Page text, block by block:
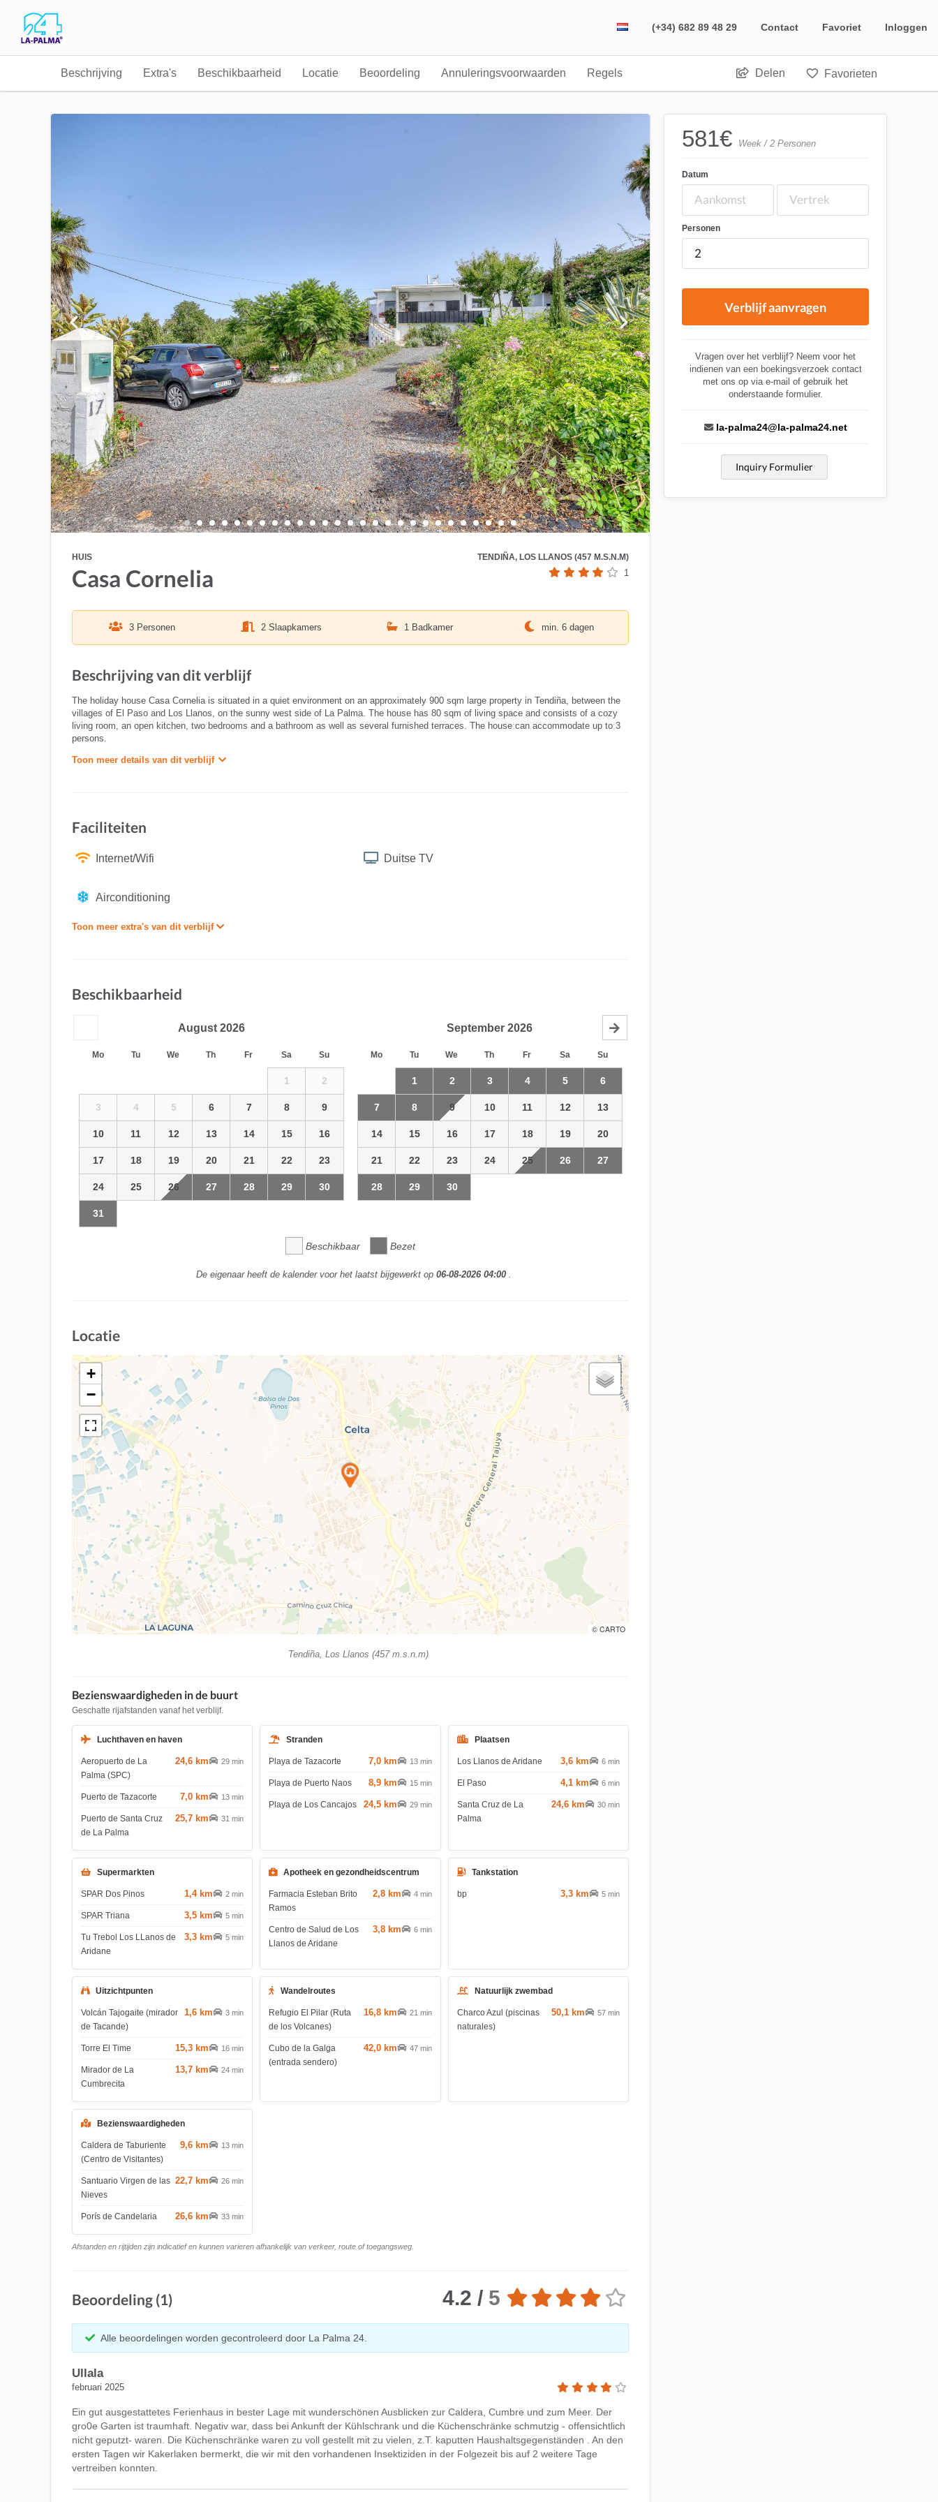
(+34) 682 89 48 29 Contact Favoriet Inloggen
Beschrijving Extra's Beschikbaarheid Locatie Beoordeling Annuleringsvoorwaarden Regels Delen Favorieten
HUIS TENDIÑA, LOS LLANOS (457 M.S.N.M)
1
Casa Cornelia
3 Personen 2 Slaapkamers 1 Badkamer min. 6 dagen
Beschrijving van dit verblijf
The holiday house Casa Cornelia is situated in a quiet environment on an approximately 900 sqm large property in Tendiña, between the
villages of El Paso and Los Llanos, on the sunny west side of La Palma. The house has 80 sqm of living space and consists of a cozy
living room, an open kitchen, two bedrooms and a bathroom as well as several furnished terraces. The house can accommodate up to 3
persons.
Toon meer details van dit verblijf
Faciliteiten
Internet/Wifi Duitse TV
Airconditioning
Toon meer extra's van dit verblijf
Beschikbaarheid
August 2026
Mo Tu We Th Fr Sa Su
1 2
3 4 5 6 7 8 9
10 11 12 13 14 15 16
17 18 19 20 21 22 23
24 25 26 27 28 29 30
31
September 2026
Mo Tu We Th Fr Sa Su
1 2 3 4 5 6
7 8 9 10 11 12 13
14 15 16 17 18 19 20
21 22 23 24 25 26 27
28 29 30
Beschikbaar Bezet
De eigenaar heeft de kalender voor het laatst bijgewerkt op 06-08-2026 04:00 .
Locatie
+
−
© CARTO
Tendiña, Los Llanos (457 m.s.n.m)
Bezienswaardigheden in de buurt
Geschatte rijafstanden vanaf het verblijf.
Luchthaven en haven
Aeropuerto de La
Palma (SPC)
24,6 km 29 min
Puerto de Tazacorte 7,0 km 13 min
Puerto de Santa Cruz
de La Palma
25,7 km 31 min
Stranden
Playa de Tazacorte 7,0 km 13 min
Playa de Puerto Naos 8,9 km 15 min
Playa de Los Cancajos 24,5 km 29 min
Plaatsen
Los Llanos de Aridane 3,6 km 6 min
El Paso 4,1 km 6 min
Santa Cruz de La
Palma
24,6 km 30 min
Supermarkten
SPAR Dos Pinos 1,4 km 2 min
SPAR Triana 3,5 km 5 min
Tu Trebol Los LLanos de
Aridane
3,3 km 5 min
Apotheek en gezondheidscentrum
Farmacia Esteban Brito
Ramos
2,8 km 4 min
Centro de Salud de Los
Llanos de Aridane
3,8 km 6 min
Tankstation
bp 3,3 km 5 min
Uitzichtpunten
Volcán Tajogaite (mirador
de Tacande)
1,6 km 3 min
Torre El Time 15,3 km 16 min
Mirador de La
Cumbrecita
13,7 km 24 min
Wandelroutes
Refugio El Pilar (Ruta
de los Volcanes)
16,8 km 21 min
Cubo de la Galga
(entrada sendero)
42,0 km 47 min
Natuurlijk zwembad
Charco Azul (piscinas
naturales)
50,1 km 57 min
Bezienswaardigheden
Caldera de Taburiente
(Centro de Visitantes)
9,6 km 13 min
Santuario Virgen de las
Nieves
22,7 km 26 min
Porís de Candelaria 26,6 km 33 min
Afstanden en rijtijden zijn indicatief en kunnen varieren afhankelijk van verkeer, route of toegangsweg.
Beoordeling (1) 4.2 / 5
Alle beoordelingen worden gecontroleerd door La Palma 24.
Ullala
februari 2025
Ein gut ausgestattetes Ferienhaus in bester Lage mit wunderschönen Ausblicken zur Caldera, Cumbre und zum Meer. Der
gro0e Garten ist traumhaft. Negativ war, dass bei Ankunft der Kühlschrank und die Küchenschränke schmutzig - offensichtlich
nicht geputzt- waren. Die Küchenschränke waren zu voll gestellt mit zu vielen, z.T. kaputten Haushaltsgegenständen . An den
ersten Tagen wir Kakerlaken bermerkt, die wir mit den vorhandenen Insektiziden in der Folgezeit bis auf 2 weitere Tage
vertreiben konnten.
581€ Week / 2 Personen
Datum
Personen
Verblijf aanvragen
Vragen over het verblijf? Neem voor het
indienen van een boekingsverzoek contact
met ons op via e-mail of gebruik het
onderstaande formulier.
la-palma24@la-palma24.net
Inquiry Formulier